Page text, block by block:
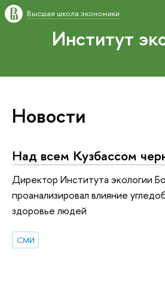
Высшая школа экономики
Институт
Новости
Над всем Кузбассом
Директор Института экологии
проанализировал влияние
здоровье людей
СМИ